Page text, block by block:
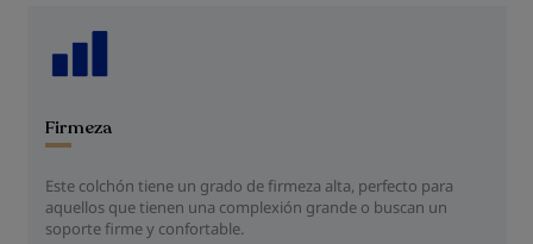
Firmeza
Este colchón tiene un grado de firmeza alta, perfecto para
aquellos que tienen una complexión grande o buscan un
soporte firme y confortable.